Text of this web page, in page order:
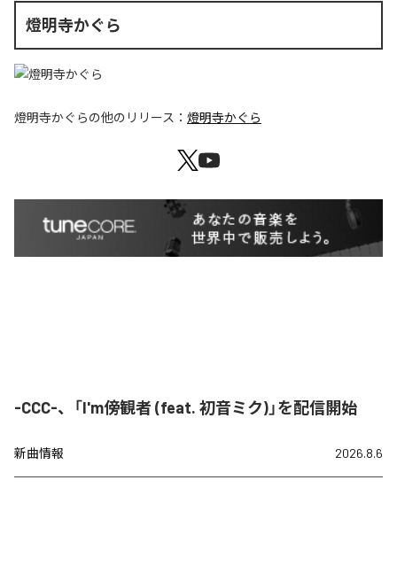
燈明寺かぐら
燈明寺かぐらの他のリリース： 燈明寺かぐら
-CCC-、「I'm傍観者 (feat. 初音ミク)」を配信開始
新曲情報 2026.8.6